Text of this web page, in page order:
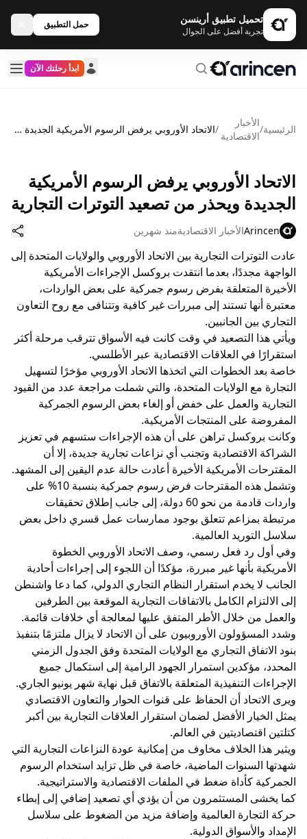
تحميل تطبيق أرينسن
تجربة أفضل على الجوال
حمل التطبيق
ابدأ رحلتك الآن
الرئيسية/
الأخبار
الاقتصادية
/ الاتحاد الأوروبي يرفض الرسوم الأمريكية الجديدة ويحذر من تصعيد التوترات التجارية
الاتحاد الأوروبي يرفض الرسوم الأمريكية
الجديدة ويحذر من تصعيد التوترات التجارية
Arincenالأخبار الاقتصاديةمنذ شهرين
عادت التوترات التجارية بين الاتحاد الأوروبي والولايات المتحدة إلى
الواجهة مجددًا، بعدما انتقدت بروكسل الإجراءات الأمريكية
الأخيرة المتعلقة بفرض رسوم جمركية على بعض الواردات،
معتبرة أنها تستند إلى مبررات غير كافية وتتنافى مع روح التعاون
التجاري بين الجانبين.
ويأتي هذا التصعيد في وقت كانت فيه الأسواق تترقب مرحلة أكثر
استقرارًا في العلاقات الاقتصادية عبر الأطلسي.
خاصة بعد الخطوات التي اتخذها الاتحاد الأوروبي مؤخرًا لتسهيل
التجارة مع الولايات المتحدة، والتي شملت مراجعة عدد من القيود
التجارية والعمل على خفض أو إلغاء بعض الرسوم الجمركية
المفروضة على المنتجات الأمريكية.
وكانت بروكسل تراهن على أن هذه الإجراءات ستسهم في تعزيز
الشراكة الاقتصادية وتجنب أي نزاعات تجارية جديدة، إلا أن
المقترحات الأمريكية الأخيرة أعادت حالة عدم اليقين إلى المشهد.
وتشمل هذه المقترحات فرض رسوم جمركية بنسبة 10% على
واردات قادمة من نحو 60 دولة، إلى جانب إطلاق تحقيقات
مرتبطة بمزاعم تتعلق بوجود ممارسات عمل قسري داخل بعض
سلاسل التوريد العالمية.
وفي أول رد فعل رسمي، وصف الاتحاد الأوروبي الخطوة
الأمريكية بأنها غير مبررة، مؤكدًا أن اللجوء إلى إجراءات أحادية
الجانب لا يخدم استقرار النظام التجاري الدولي، كما دعا واشنطن
إلى الالتزام الكامل بالاتفاقات التجارية الموقعة بين الطرفين
والعمل من خلال الأطر المتفق عليها لمعالجة أي خلافات قائمة.
وشدد المسؤولون الأوروبيون على أن الاتحاد لا يزال ملتزمًا بتنفيذ
بنود الاتفاق التجاري مع الولايات المتحدة وفق الجدول الزمني
المحدد، مؤكدين استمرار الجهود الرامية إلى استكمال جميع
الإجراءات التنفيذية المتعلقة بالاتفاق قبل نهاية شهر يونيو الجاري.
ويرى الاتحاد أن الحفاظ على قنوات الحوار والتعاون الاقتصادي
يمثل الخيار الأفضل لضمان استقرار العلاقات التجارية بين أكبر
كتلتين اقتصاديتين في العالم.
ويثير هذا الخلاف مخاوف من إمكانية عودة النزاعات التجارية التي
شهدتها السنوات الماضية، خاصة في ظل تزايد استخدام الرسوم
الجمركية كأداة ضغط في الملفات الاقتصادية والاستراتيجية.
كما يخشى المستثمرون من أن يؤدي أي تصعيد إضافي إلى إبطاء
حركة التجارة العالمية وإضافة مزيد من الضغوط على سلاسل
الإمداد والأسواق الدولية.